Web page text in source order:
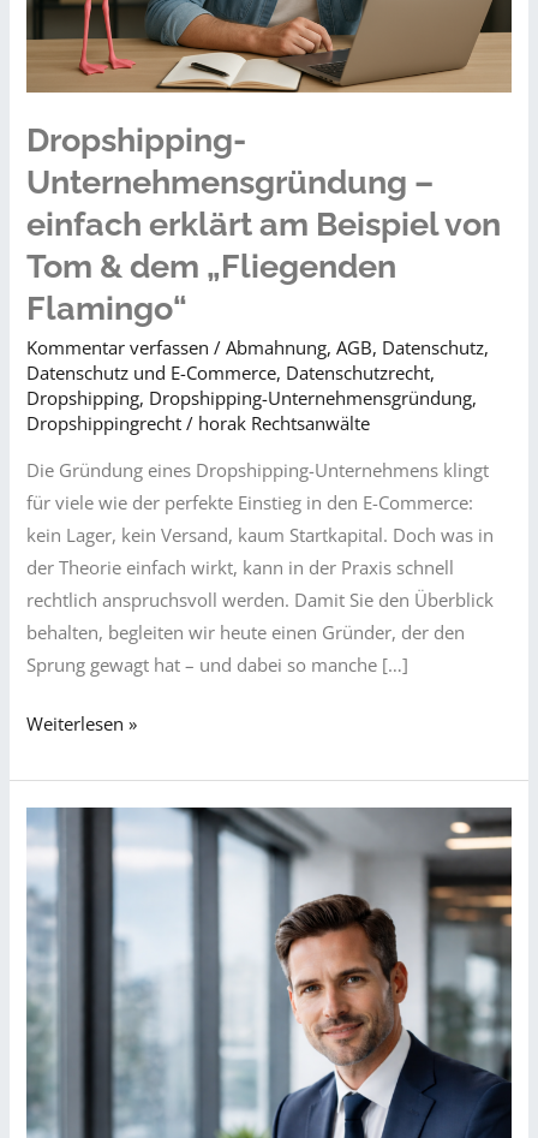
Dropshipping-
Unternehmensgründung –
einfach erklärt am Beispiel von
Tom & dem „Fliegenden
Flamingo“
Kommentar verfassen /Abmahnung,AGB, Datenschutz,
Datenschutz und E-Commerce, Datenschutzrecht,
Dropshipping, Dropshipping-Unternehmensgründung,
Dropshippingrecht / horak Rechtsanwälte
Die Gründung eines Dropshipping-Unternehmens klingt
für viele wie der perfekte Einstieg in den E-Commerce:
kein Lager, kein Versand, kaum Startkapital. Doch was in
der Theorie einfach wirkt, kann in der Praxis schnell
rechtlich anspruchsvoll werden. Damit Sie den Überblick
behalten, begleiten wir heute einen Gründer, der den
Sprung gewagt hat – und dabei so manche […]
Dropshipping-
–
einfach
erklärt
am
Beispiel
von
Tom
&
dem
„Fliegenden
Flamingo“
Weiterlesen »